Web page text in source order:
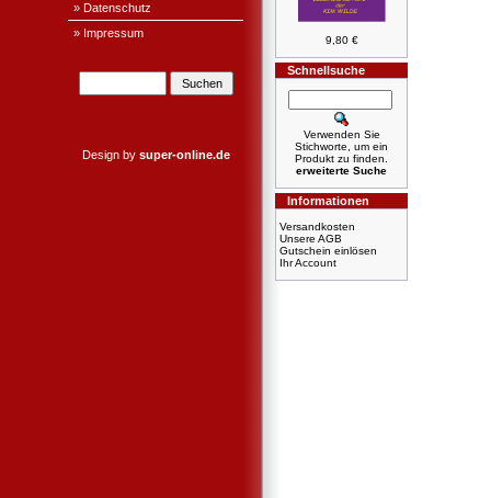
» Datenschutz
» Impressum
Design by super-online.de
9,80 €
Schnellsuche
Verwenden Sie
Stichworte, um ein
Produkt zu finden.
erweiterte Suche
Informationen
Versandkosten
Unsere AGB
Gutschein einlösen
Ihr Account